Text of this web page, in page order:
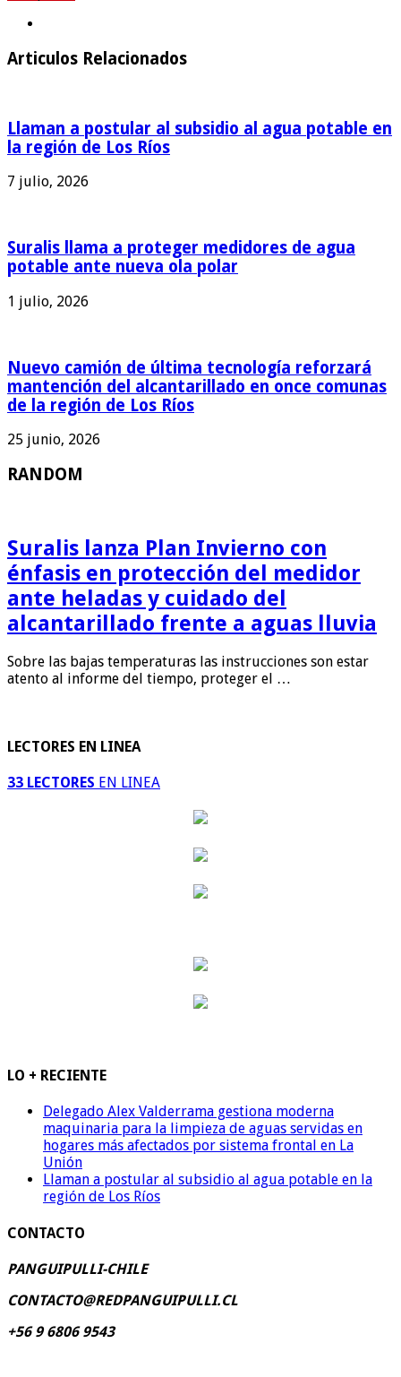
Articulos Relacionados
Llaman a postular al subsidio al agua potable en
la región de Los Ríos
7 julio, 2026
Suralis llama a proteger medidores de agua
potable ante nueva ola polar
1 julio, 2026
Nuevo camión de última tecnología reforzará
mantención del alcantarillado en once comunas
de la región de Los Ríos
25 junio, 2026
RANDOM
Suralis lanza Plan Invierno con
énfasis en protección del medidor
ante heladas y cuidado del
alcantarillado frente a aguas lluvia
Sobre las bajas temperaturas las instrucciones son estar
atento al informe del tiempo, proteger el …
LECTORES EN LINEA
33 LECTORES EN LINEA
LO + RECIENTE
Delegado Alex Valderrama gestiona moderna
maquinaria para la limpieza de aguas servidas en
hogares más afectados por sistema frontal en La
Unión
Llaman a postular al subsidio al agua potable en la
región de Los Ríos
CONTACTO
PANGUIPULLI-CHILE
CONTACTO@REDPANGUIPULLI.CL
+56 9 6806 9543